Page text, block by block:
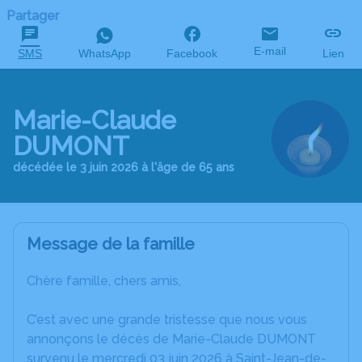
Partager
SMS WhatsApp Facebook E-mail Lien
Marie-Claude
DUMONT
décédée le 3 juin 2026 à l'âge de 65 ans
Message de la famille
Chère famille, chers amis,
C’est avec une grande tristesse que nous vous
annonçons le décès de Marie-Claude DUMONT
survenu le mercredi 03 juin 2026 à Saint-Jean-de-